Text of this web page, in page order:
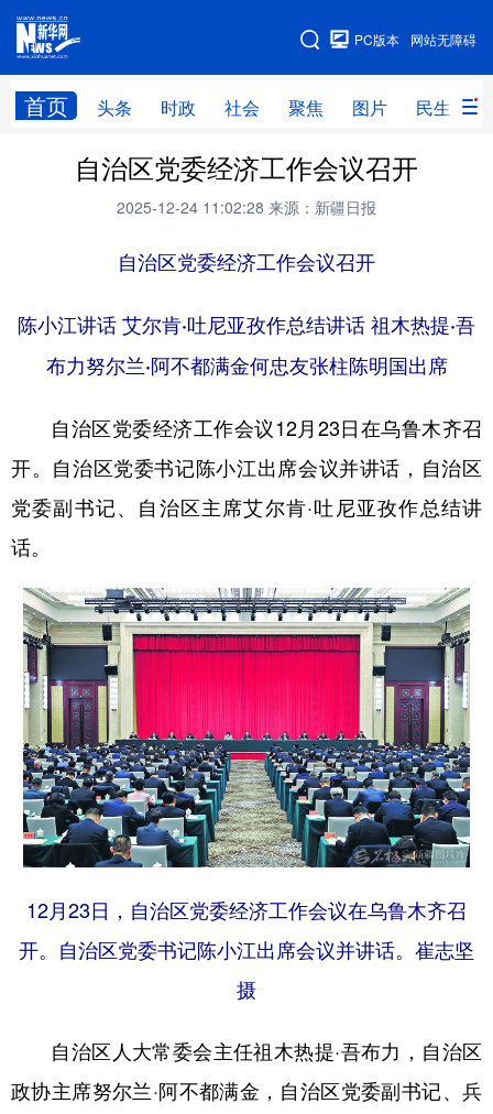
网站无障碍
PC版本
首页 头条 时政 社会 聚焦 图片 民生
网站地图
头条 时政 社会 聚焦
民生 访谈
专题 服务
地方频道
北京 天津 河北 山西
山东 河南 湖北 湖南
广东
四川 西藏
陕西 甘肃 青海 宁夏
新疆 内蒙古 黑龙江
English Español Français عربى
自治区党委经济工作会议召开
2025-12-24 11:02:28 来源：新疆日报
自治区党委经济工作会议召开
陈小江讲话 艾尔肯·吐尼亚孜作总结讲话 祖木热提·吾
布力努尔兰·阿不都满金何忠友张柱陈明国出席
自治区党委经济工作会议12月23日在乌鲁木齐召
开。自治区党委书记陈小江出席会议并讲话，自治区
党委副书记、自治区主席艾尔肯·吐尼亚孜作总结讲
话。
12月23日，自治区党委经济工作会议在乌鲁木齐召
开。自治区党委书记陈小江出席会议并讲话。崔志坚
摄
自治区人大常委会主任祖木热提·吾布力，自治区
政协主席努尔兰·阿不都满金，自治区党委副书记、兵